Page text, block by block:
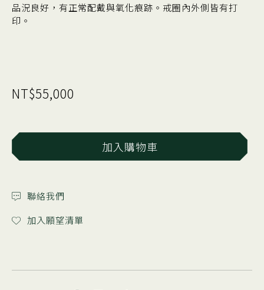
品況良好，有正常配戴與氧化痕跡。戒圈內外側皆有打
印。
NT$55,000
加入購物車
聯絡我們
加入願望清單